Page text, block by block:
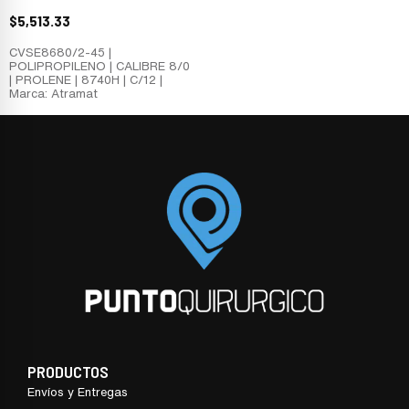
$5,513.33
CVSE8680/2-45 |
POLIPROPILENO | CALIBRE 8/0
| PROLENE | 8740H | C/12 |
Marca: Atramat
PRODUCTOS
Envíos y Entregas